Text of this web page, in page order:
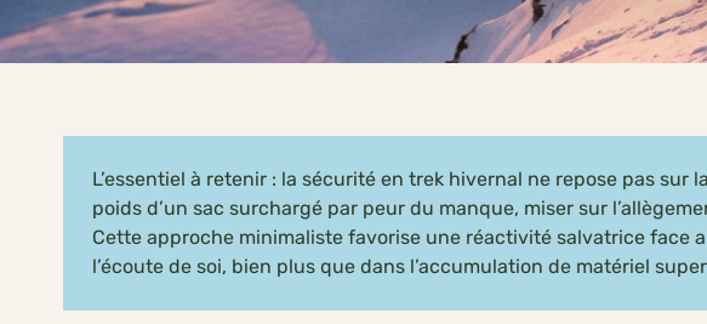
L’essentiel à retenir : la sécurité en trek hivernal ne repose pas sur
poids d’un sac surchargé par peur du manque, miser sur
Cette approche minimaliste favorise une réactivité salvatrice
l’écoute de soi, bien plus que dans l’accumulation de matériel